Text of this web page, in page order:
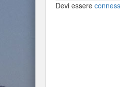
Devi essere